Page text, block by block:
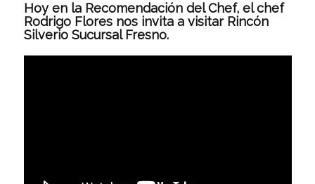
Hoy en la Recomendación del Chef, el chef
Rodrigo Flores nos invita a visitar Rincón
Silverio Sucursal Fresno.